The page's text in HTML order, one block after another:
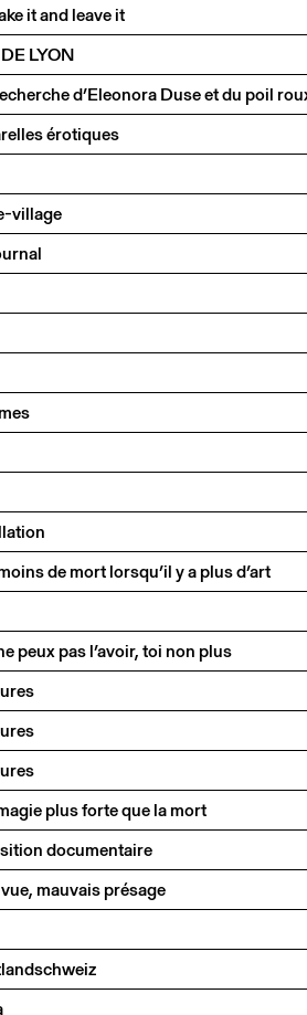
it and leave it
LYON
érotiques
village
de mort lorsqu’il y a plus d’art
peux pas l’avoir, toi non plus
plus forte que la mort
documentaire
mauvais présage